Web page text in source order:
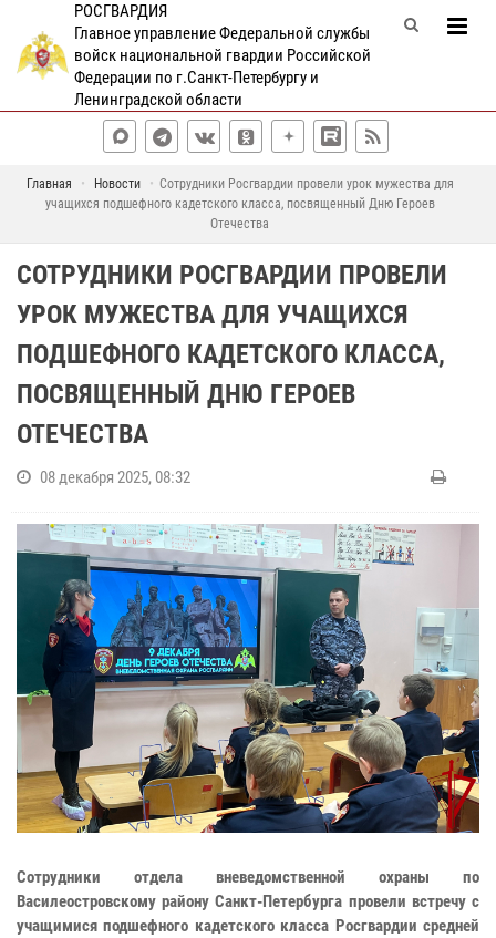
РОСГВАРДИЯ
Главное управление Федеральной службы
войск национальной гвардии Российской
Федерации по г.Санкт-Петербургу и
Ленинградской области
Главная Новости
Cотрудники Росгвардии провели урок мужества для
учащихся подшефного кадетского класса, посвященный Дню Героев
Отечества
CОТРУДНИКИ РОСГВАРДИИ ПРОВЕЛИ
УРОК МУЖЕСТВА ДЛЯ УЧАЩИХСЯ
ПОДШЕФНОГО КАДЕТСКОГО КЛАССА,
ПОСВЯЩЕННЫЙ ДНЮ ГЕРОЕВ
ОТЕЧЕСТВА
08 декабря 2025, 08:32
Сотрудники отдела вневедомственной охраны по
Василеостровскому району Санкт-Петербурга провели встречу с
учащимися подшефного кадетского класса Росгвардии средней